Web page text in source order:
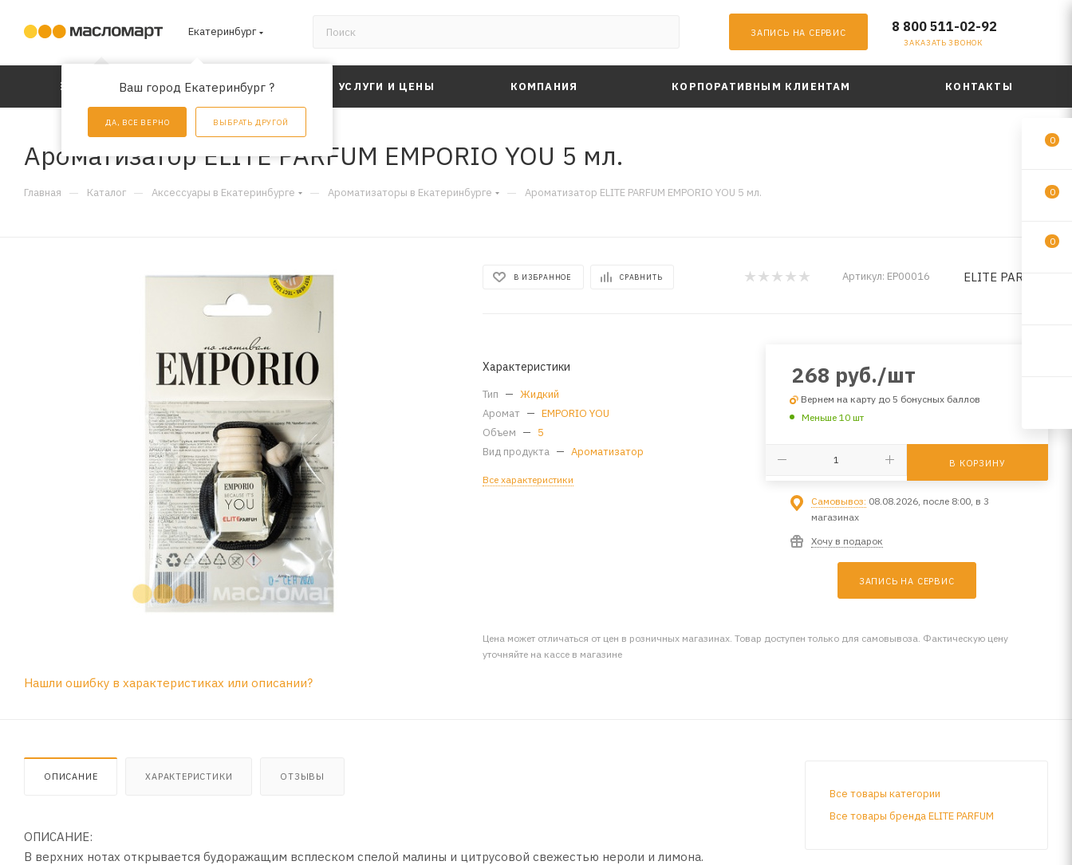
Екатеринбург
Ваш город Екатеринбург ?
ДА, ВСЕ ВЕРНО ВЫБРАТЬ ДРУГОЙ
ЗАПИСЬ НА СЕРВИС 8 800 511-02-92
ЗАКАЗАТЬ ЗВОНОК
КАТАЛОГ АКЦИИ УСЛУГИ И ЦЕНЫ КОМПАНИЯ КОРПОРАТИВНЫМ КЛИЕНТАМ КОНТАКТЫ
Ароматизатор ELITE PARFUM EMPORIO YOU 5 мл.
Главная — Каталог — Аксессуары в Екатеринбурге — Ароматизаторы в Екатеринбурге — Ароматизатор ELITE PARFUM EMPORIO YOU 5 мл.
В ИЗБРАННОЕ СРАВНИТЬ Артикул: EP00016 ELITE PARFUM
Характеристики
Тип — Жидкий
Аромат — EMPORIO YOU
Объем — 5
Вид продукта — Ароматизатор
Все характеристики
268 руб./шт
Вернем на карту до 5 бонусных баллов
Меньше 10 шт
В КОРЗИНУ
Самовывоз: 08.08.2026, после 8:00, в 3
магазинах
Хочу в подарок
ЗАПИСЬ НА СЕРВИС
Цена может отличаться от цен в розничных магазинах. Товар доступен только для самовывоза. Фактическую цену
уточняйте на кассе в магазине
Нашли ошибку в характеристиках или описании?
ОПИСАНИЕ ХАРАКТЕРИСТИКИ ОТЗЫВЫ
ОПИСАНИЕ:
В верхних нотах открывается будоражащим всплеском спелой малины и цитрусовой свежестью нероли и лимона.
Все товары категории
Все товары бренда ELITE PARFUM
0
0
0